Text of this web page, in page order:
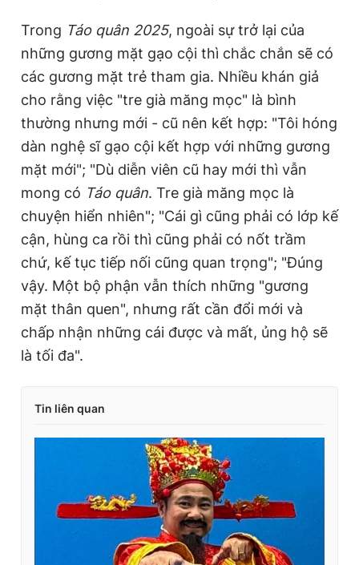
Trong Táo quân 2025, ngoài sự trở lại của
những gương mặt gạo cội thì chắc chắn sẽ có
các gương mặt trẻ tham gia. Nhiều khán giả
cho rằng việc "tre già măng mọc" là bình
thường nhưng mới - cũ nên kết hợp: "Tôi hóng
dàn nghệ sĩ gạo cội kết hợp với những gương
mặt mới"; "Dù diễn viên cũ hay mới thì vẫn
mong có Táo quân. Tre già măng mọc là
chuyện hiển nhiên"; "Cái gì cũng phải có lớp kế
cận, hùng ca rồi thì cũng phải có nốt trầm
chứ, kế tục tiếp nối cũng quan trọng"; "Đúng
vậy. Một bộ phận vẫn thích những "gương
mặt thân quen", nhưng rất cần đổi mới và
chấp nhận những cái được và mất, ủng hộ sẽ
là tối đa".
Tin liên quan